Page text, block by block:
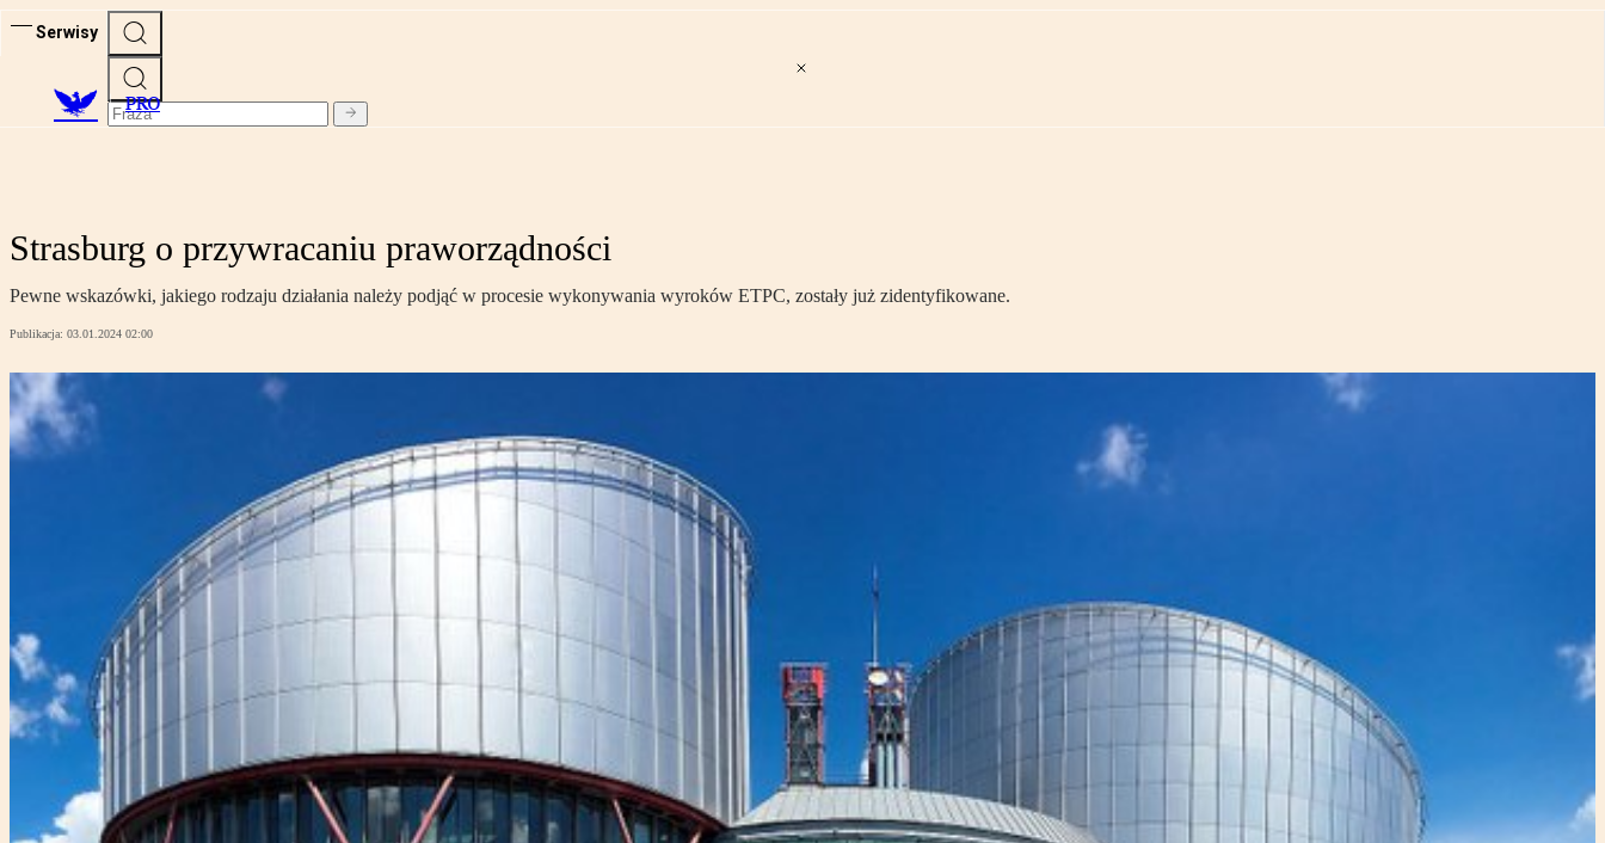
Serwisy
PRO
Strasburg o przywracaniu praworządności
Pewne wskazówki, jakiego rodzaju działania należy podjąć w procesie wykonywania wyroków ETPC, zostały już zidentyfikowane.
Publikacja: 03.01.2024 02:00